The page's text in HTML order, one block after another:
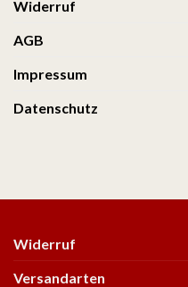
Widerruf
AGB
Impressum
Datenschutz
Widerruf
Versandarten